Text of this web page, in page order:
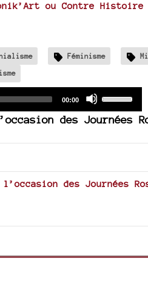
ou Contre Histoire
Féminisme
Total
00:00
Arrow
or
des Journées
l’occasion des Journées